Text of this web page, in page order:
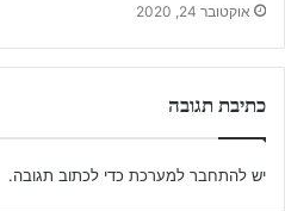
אוקטובר 24, 2020
כתיבת תגובה
יש להתחבר למערכת כדי לכתוב תגובה.